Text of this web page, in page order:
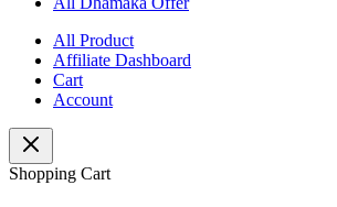
All Product
Affiliate Dashboard
Cart
Account
Shopping Cart